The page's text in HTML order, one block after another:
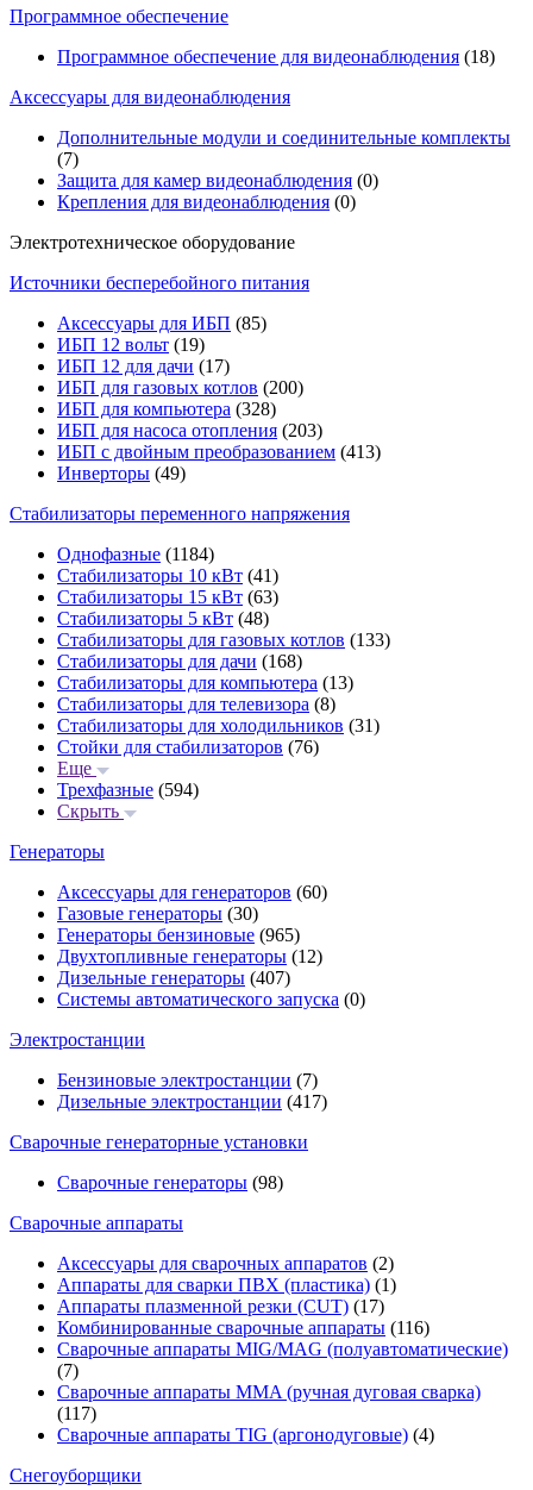
Программное обеспечение
Программное обеспечение для видеонаблюдения (18)
Аксессуары для видеонаблюдения
Дополнительные модули и соединительные комплекты
(7)
Защита для камер видеонаблюдения (0)
Крепления для видеонаблюдения (0)
Электротехническое оборудование
Источники бесперебойного питания
Аксессуары для ИБП (85)
ИБП 12 вольт (19)
ИБП 12 для дачи (17)
ИБП для газовых котлов (200)
ИБП для компьютера (328)
ИБП для насоса отопления (203)
ИБП с двойным преобразованием (413)
Инверторы (49)
Стабилизаторы переменного напряжения
Однофазные (1184)
Стабилизаторы 10 кВт (41)
Стабилизаторы 15 кВт (63)
Стабилизаторы 5 кВт (48)
Стабилизаторы для газовых котлов (133)
Стабилизаторы для дачи (168)
Стабилизаторы для компьютера (13)
Стабилизаторы для телевизора (8)
Стабилизаторы для холодильников (31)
Стойки для стабилизаторов (76)
Еще
Трехфазные (594)
Скрыть
Генераторы
Аксессуары для генераторов (60)
Газовые генераторы (30)
Генераторы бензиновые (965)
Двухтопливные генераторы (12)
Дизельные генераторы (407)
Системы автоматического запуска (0)
Электростанции
Бензиновые электростанции (7)
Дизельные электростанции (417)
Сварочные генераторные установки
Сварочные генераторы (98)
Сварочные аппараты
Аксессуары для сварочных аппаратов (2)
Аппараты для сварки ПВХ (пластика) (1)
Аппараты плазменной резки (CUT) (17)
Комбинированные сварочные аппараты (116)
Сварочные аппараты MIG/MAG (полуавтоматические)
(7)
Сварочные аппараты MMA (ручная дуговая сварка)
(117)
Сварочные аппараты TIG (аргонодуговые) (4)
Снегоуборщики